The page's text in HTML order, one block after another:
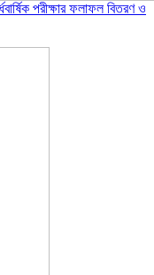
পরীক্ষার ফলাফল বিতরণ ও